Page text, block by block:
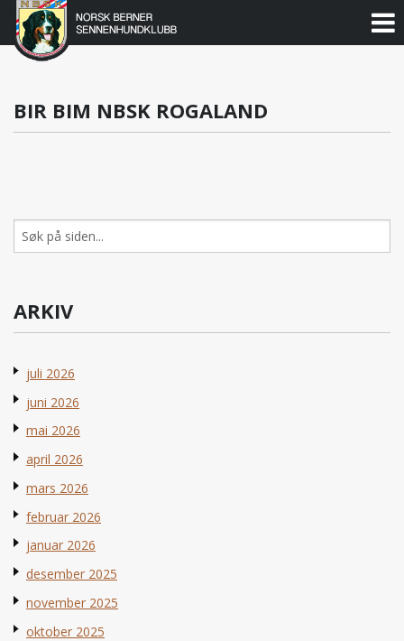
Gå
Norsk
Berner
Sennenhundklubb
BIR BIM NBSK ROGALAND
Søk
etter:
ARKIV
juli 2026
juni 2026
mai 2026
april 2026
mars 2026
februar 2026
januar 2026
desember 2025
november 2025
oktober 2025